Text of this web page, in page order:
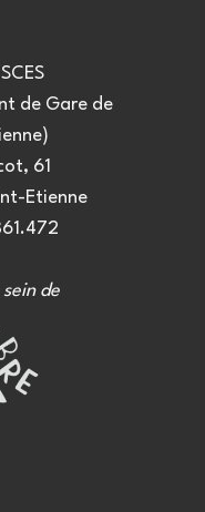
de Gare de
61
Etienne
de